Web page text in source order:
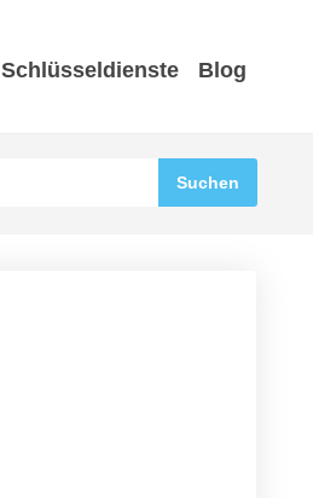
Schlüsseldienste Blog